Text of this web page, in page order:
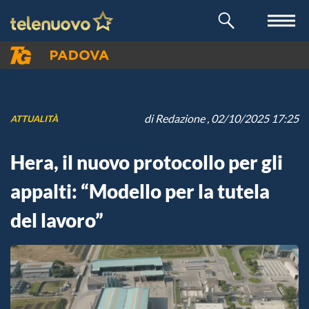
ATTUALITÀ diRedazione, 02/10/2025 17:25
Hera, il nuovo protocollo per gli
appalti: “Modello per la tutela
del lavoro”